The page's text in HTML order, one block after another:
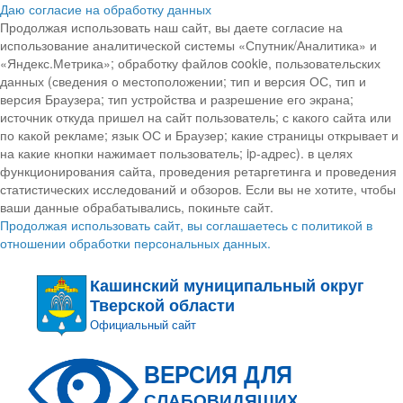
Даю согласие на обработку данных
Продолжая использовать наш сайт, вы даете согласие на
использование аналитической системы «Спутник/Аналитика» и
«Яндекс.Метрика»; обработку файлов cookie, пользовательских
данных (сведения о местоположении; тип и версия ОС, тип и
версия Браузера; тип устройства и разрешение его экрана;
источник откуда пришел на сайт пользователь; с какого сайта или
по какой рекламе; язык ОС и Браузер; какие страницы открывает и
на какие кнопки нажимает пользователь; ip-адрес). в целях
функционирования сайта, проведения ретаргетинга и проведения
статистических исследований и обзоров. Если вы не хотите, чтобы
ваши данные обрабатывались, покиньте сайт.
Продолжая использовать сайт, вы соглашаетесь с политикой в
отношении обработки персональных данных.